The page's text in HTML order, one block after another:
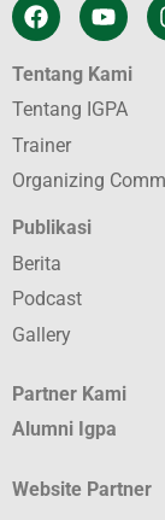
Tentang Kami
Tentang IGPA
Trainer
Organizing
Publikasi
Berita
Podcast
Gallery
Partner Kami
Alumni Igpa
Website Partner